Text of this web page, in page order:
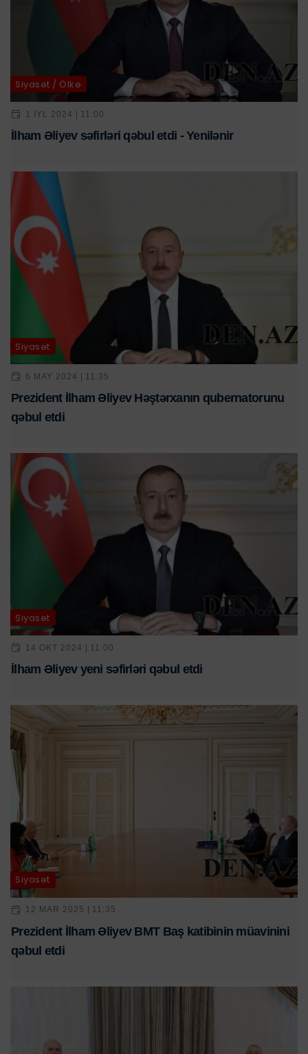
Siyasət / Ölkə
1 IYL 2024 | 11:00
İlham Əliyev səfirləri qəbul etdi - Yenilənir
Siyasət
6 MAY 2024 | 11:35
Prezident İlham Əliyev Həştərxanın qubernatorunu
qəbul etdi
Siyasət
14 OKT 2024 | 11:00
İlham Əliyev yeni səfirləri qəbul etdi
Siyasət
12 MAR 2025 | 11:35
Prezident İlham Əliyev BMT Baş katibinin müavinini
qəbul etdi